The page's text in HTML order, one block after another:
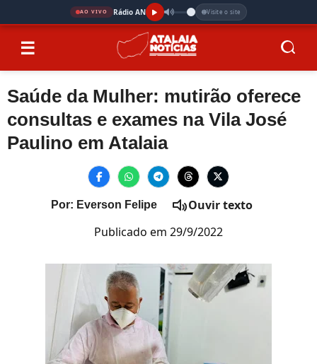
AO VIVO Rádio AN Visite o site
☰
Saúde da Mulher: mutirão oferece
consultas e exames na Vila José
Paulino em Atalaia
Por: Everson Felipe
Ouvir texto
Publicado em 29/9/2022